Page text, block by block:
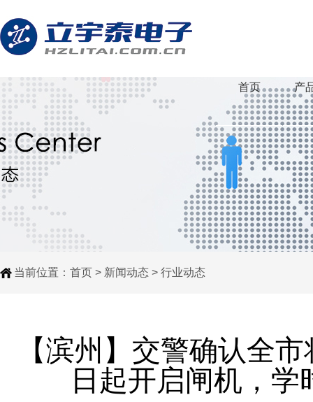
首页 产
当前位置： 首页 > 新闻动态 > 行业动态
【滨州】交警确认全
日起开启闸机，